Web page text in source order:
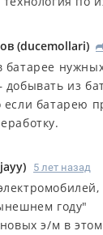
(ducemollari)
батарее
из
если батарею
) 5 лет назад
году"
э/м в этом